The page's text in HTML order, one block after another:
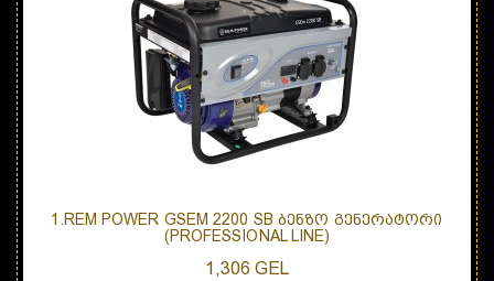
1.REM POWER GSEM 2200 SB ᲑᲔᲜᲖᲝ ᲒᲔᲜᲔᲠᲐᲢᲝᲠᲘ
(PROFESSIONAL LINE)
1,306 GEL